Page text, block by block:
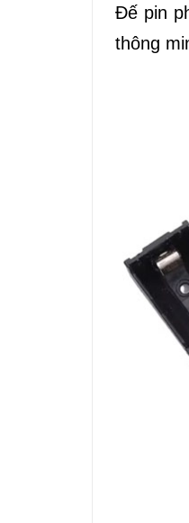
Đế pin
thông